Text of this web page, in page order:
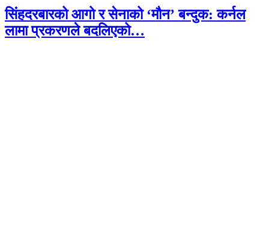
सिंहदरबारको आगो र सेनाको ‘मौन’ बन्दुक: कर्नल
लामा प्रकरणले बदलिएको…